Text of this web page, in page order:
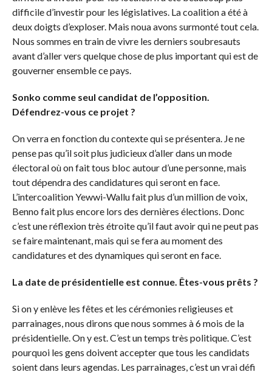
difficile d’investir pour les législatives. La coalition a été à
deux doigts d’exploser. Mais noua avons surmonté tout cela.
Nous sommes en train de vivre les derniers soubresauts
avant d’aller vers quelque chose de plus important qui est de
gouverner ensemble ce pays.
Sonko comme seul candidat de l’opposition.
Défendrez-vous ce projet ?
On verra en fonction du contexte qui se présentera. Je ne
pense pas qu’il soit plus judicieux d’aller dans un mode
électoral où on fait tous bloc autour d’une personne, mais
tout dépendra des candidatures qui seront en face.
L’intercoalition Yewwi-Wallu fait plus d’un million de voix,
Benno fait plus encore lors des dernières élections. Donc
c’est une réflexion très étroite qu’il faut avoir qui ne peut pas
se faire maintenant, mais qui se fera au moment des
candidatures et des dynamiques qui seront en face.
La date de présidentielle est connue. Êtes-vous prêts ?
Si on y enlève les fêtes et les cérémonies religieuses et
parrainages, nous dirons que nous sommes à 6 mois de la
présidentielle. On y est. C’est un temps très politique. C’est
pourquoi les gens doivent accepter que tous les candidats
soient dans leurs agendas. Les parrainages, c’est un vrai défi